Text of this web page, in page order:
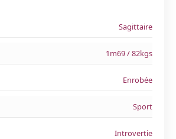
Sagittaire
1m69 / 82kgs
Enrobée
Sport
Introvertie